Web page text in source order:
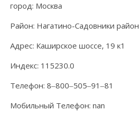
город: Москва
Район: Нагатино-Садовники район
Адрес: Каширское шоссе, 19 к1
Индекс: 115230.0
Телефон: 8‒800‒505‒91‒81
Мобильный Телефон: nan